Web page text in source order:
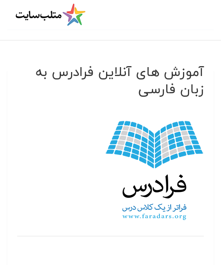
آموزش های آنلاین فرادرس به
زبان فارسی